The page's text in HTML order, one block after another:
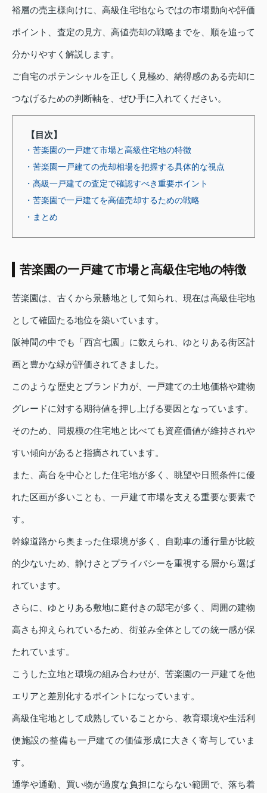
裕層の売主様向けに、高級住宅地ならではの市場動向や評価
ポイント、査定の見方、高値売却の戦略までを、順を追って
分かりやすく解説します。
ご自宅のポテンシャルを正しく見極め、納得感のある売却に
つなげるための判断軸を、ぜひ手に入れてください。
【目次】
・苦楽園の一戸建て市場と高級住宅地の特徴
・苦楽園一戸建ての売却相場を把握する具体的な視点
・高級一戸建ての査定で確認すべき重要ポイント
・苦楽園で一戸建てを高値売却するための戦略
・まとめ
苦楽園の一戸建て市場と高級住宅地の特徴
苦楽園は、古くから景勝地として知られ、現在は高級住宅地
として確固たる地位を築いています。
阪神間の中でも「西宮七園」に数えられ、ゆとりある街区計
画と豊かな緑が評価されてきました。
このような歴史とブランド力が、一戸建ての土地価格や建物
グレードに対する期待値を押し上げる要因となっています。
そのため、同規模の住宅地と比べても資産価値が維持されや
すい傾向があると指摘されています。
また、高台を中心とした住宅地が多く、眺望や日照条件に優
れた区画が多いことも、一戸建て市場を支える重要な要素で
す。
幹線道路から奥まった住環境が多く、自動車の通行量が比較
的少ないため、静けさとプライバシーを重視する層から選ば
れています。
さらに、ゆとりある敷地に庭付きの邸宅が多く、周囲の建物
高さも抑えられているため、街並み全体としての統一感が保
たれています。
こうした立地と環境の組み合わせが、苦楽園の一戸建てを他
エリアと差別化するポイントになっています。
高級住宅地として成熟していることから、教育環境や生活利
便施設の整備も一戸建ての価値形成に大きく寄与していま
す。
通学や通勤、買い物が過度な負担にならない範囲で、落ち着